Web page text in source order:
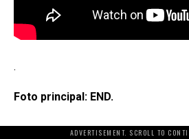
.
Foto principal: END.
ADVERTISEMENT. SCROLL TO